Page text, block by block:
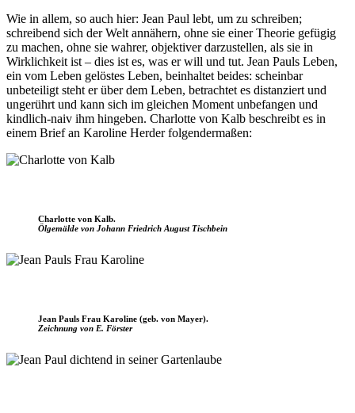
Wie in allem, so auch hier: Jean Paul lebt, um zu schreiben;
schreibend sich der Welt annähern, ohne sie einer Theorie gefügig
zu machen, ohne sie wahrer, objektiver darzustellen, als sie in
Wirklichkeit ist – dies ist es, was er will und tut. Jean Pauls Leben,
ein vom Leben gelöstes Leben, beinhaltet beides: scheinbar
unbeteiligt steht er über dem Leben, betrachtet es distanziert und
ungerührt und kann sich im gleichen Moment unbefangen und
kindlich-naiv ihm hingeben. Charlotte von Kalb beschreibt es in
einem Brief an Karoline Herder folgendermaßen:
Charlotte von Kalb.
Ölgemälde von Johann Friedrich August Tischbein
Jean Pauls Frau Karoline (geb. von Mayer).
Zeichnung von E. Förster